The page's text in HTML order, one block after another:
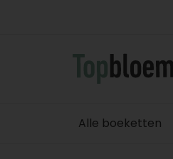
Alle boeketten